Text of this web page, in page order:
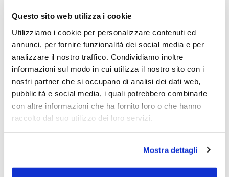
Questo sito web utilizza i cookie
Utilizziamo i cookie per personalizzare contenuti ed
annunci, per fornire funzionalità dei social media e per
analizzare il nostro traffico. Condividiamo inoltre
informazioni sul modo in cui utilizza il nostro sito con i
nostri partner che si occupano di analisi dei dati web,
pubblicità e social media, i quali potrebbero combinarle
con altre informazioni che ha fornito loro o che hanno
raccolto dal suo utilizzo dei loro servizi.
Mostra dettagli
Tanto tempo 2 settimane di nuovo saremo
qui a piangere …
L’autore del presente articolo è iscritto
all’Ordine dei Giornalisti e non detiene gli
strumenti oggetto delle sue analisi.
Il nostro giornale rispetta la Carta dei
Doveri dell’Informazione Economicaclicca
Informativa metodoclicca qui >>